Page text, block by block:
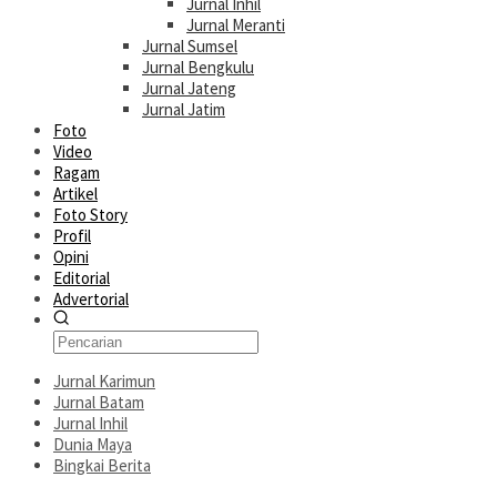
Jurnal Meranti
Jurnal Sumsel
Jurnal Bengkulu
Jurnal Jateng
Jurnal Jatim
Foto
Video
Ragam
Artikel
Foto Story
Profil
Opini
Editorial
Advertorial
Jurnal Karimun
Jurnal Batam
Jurnal Inhil
Dunia Maya
Bingkai Berita